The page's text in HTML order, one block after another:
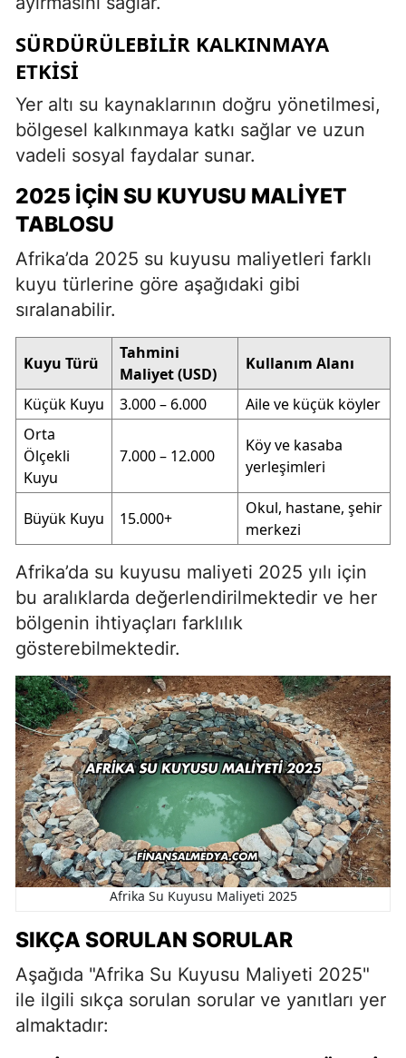
SÜRDÜRÜLEBILIR KALKINMAYA
ETKISI
Yer altı su kaynaklarının doğru yönetilmesi,
bölgesel kalkınmaya katkı sağlar ve uzun
vadeli sosyal faydalar sunar.
2025 İÇIN SU KUYUSU MALIYET
TABLOSU
Afrika’da 2025 su kuyusu maliyetleri farklı
kuyu türlerine göre aşağıdaki gibi
sıralanabilir.
Kuyu Türü
Tahmini
Maliyet (USD)
Kullanım Alanı
Küçük Kuyu 3.000 – 6.000
Aile ve küçük köyler
Orta
Ölçekli
Kuyu
7.000 – 12.000
Köy ve kasaba
yerleşimleri
Büyük Kuyu 15.000+
Okul, hastane, şehir
merkezi
Afrika’da su kuyusu maliyeti 2025 yılı için
bu aralıklarda değerlendirilmektedir ve her
bölgenin ihtiyaçları farklılık
gösterebilmektedir.
Afrika Su Kuyusu Maliyeti 2025
SIKÇA SORULAN SORULAR
Aşağıda "Afrika Su Kuyusu Maliyeti 2025"
ile ilgili sıkça sorulan sorular ve yanıtları yer
almaktadır: